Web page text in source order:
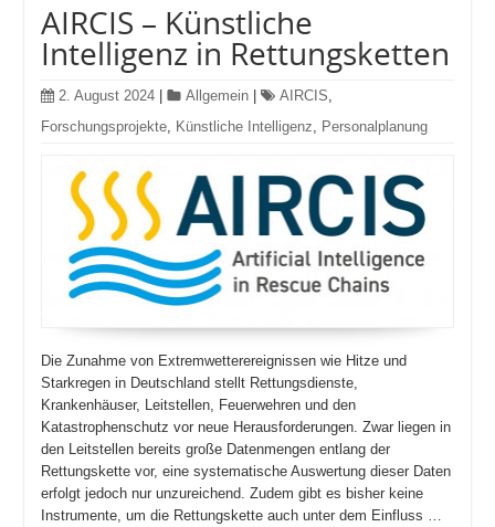
AIRCIS – Künstliche
Intelligenz in Rettungsketten
2. August 2024 Allgemein AIRCIS,
Forschungsprojekte, Künstliche Intelligenz, Personalplanung
Die Zunahme von Extremwetterereignissen wie Hitze und
Starkregen in Deutschland stellt Rettungsdienste,
Krankenhäuser, Leitstellen, Feuerwehren und den
Katastrophenschutz vor neue Herausforderungen. Zwar liegen in
den Leitstellen bereits große Datenmengen entlang der
Rettungskette vor, eine systematische Auswertung dieser Daten
erfolgt jedoch nur unzureichend. Zudem gibt es bisher keine
Instrumente, um die Rettungskette auch unter dem Einfluss …